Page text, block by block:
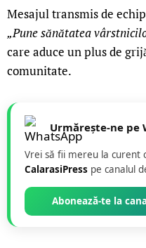
Mesajul transmis de
„Pune sănătatea
care aduce un plus de
comunitate.
Urmărește-ne pe
Vrei să fii mereu la curent
CalarasiPress pe canalul
Abonează-te la